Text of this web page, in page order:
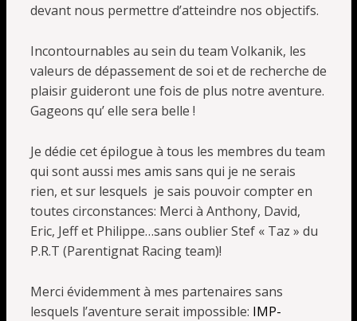
devant nous permettre d’atteindre nos objectifs.
Incontournables au sein du team Volkanik, les
valeurs de dépassement de soi et de recherche de
plaisir guideront une fois de plus notre aventure.
Gageons qu’ elle sera belle !
Je dédie cet épilogue à tous les membres du team
qui sont aussi mes amis sans qui je ne serais
rien, et sur lesquels je sais pouvoir compter en
toutes circonstances: Merci à Anthony, David,
Eric, Jeff et Philippe…sans oublier Stef « Taz » du
P.R.T (Parentignat Racing team)!
Merci évidemment à mes partenaires sans
lesquels l’aventure serait impossible: IMP-